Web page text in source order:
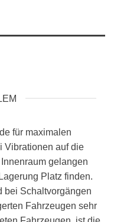
für maximalen
Vibrationen auf die
gelangen
Platz finden.
bei Schaltvorgängen
Fahrzeugen sehr